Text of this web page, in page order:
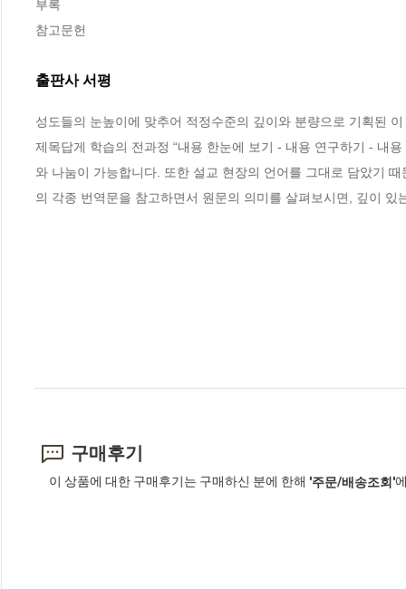
부록
참고문헌
출판사 서평
성도들의 눈높이에 맞추어 적정수준의 깊이와 분량으로 기획된
제목답게 학습의 전과정 “내용 한눈에 보기 - 내용 연구하기 - 내
와 나눔이 가능합니다. 또한 설교 현장의 언어를 그대로 담았기
의 각종 번역문을 참고하면서 원문의 의미를 살펴보시면, 깊이
구매후기
이 상품에 대한 구매후기는 구매하신 분에 한해 '주문/배송조회'